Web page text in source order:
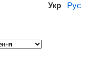
Укр Рус